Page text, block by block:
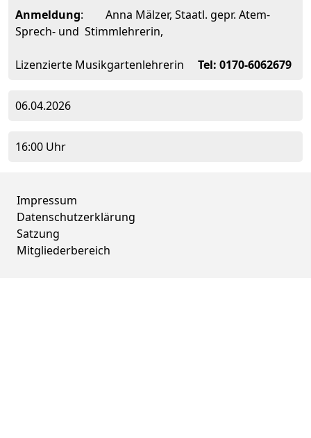
Anmeldung: Anna Mälzer, Staatl. gepr. Atem-
Sprech- und Stimmlehrerin,
Lizenzierte Musikgartenlehrerin Tel: 0170-6062679
06.04.2026
16:00 Uhr
Impressum
Datenschutzerklärung
Satzung
Mitgliederbereich